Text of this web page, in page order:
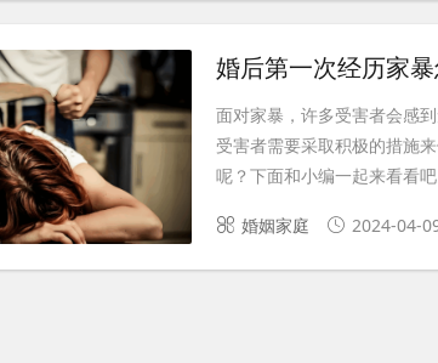
婚后第一次经历家
面对家暴，许多受害者会感
受害者需要采取积极的措施
呢？下面和小编一起来看看
婚姻家庭 2024-04-